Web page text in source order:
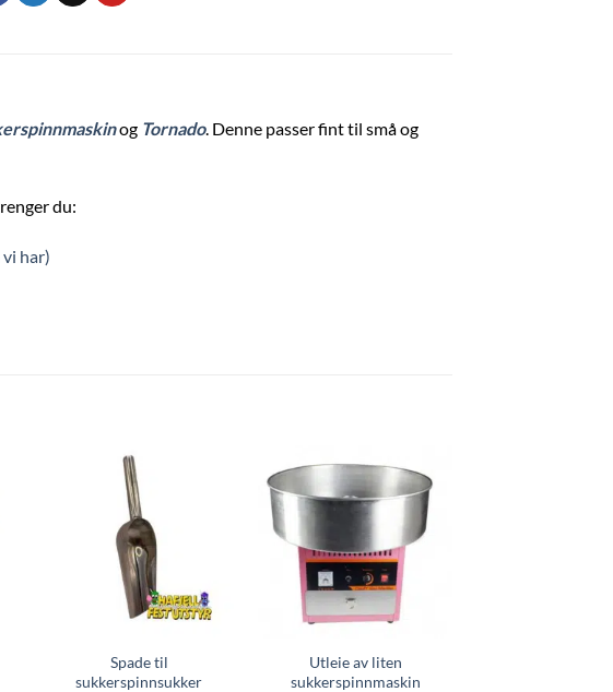
og Tornado. Denne passer fint til små og
du:
har)
Spade til
sukkerspinnsukker
Utleie av liten
sukkerspinnmaskin